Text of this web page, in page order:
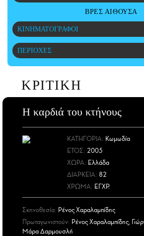
ΑΜΠΑ
PRINT
ΒΡΕΣ ΑΙΘΟΥΣΑ
ΚΙΝΗΜΑΤΟΓΡΑΦΟΙ
ΠΕΡΙΟΧΕΣ
ΚΡΙΤΙΚΗ
Η καρδιά του κτήνους
ΚΑΤΗΓΟΡΙΑ: Κωμωδία
ΕΤΟΣ: 2005
ΧΩΡΑ: Ελλάδα
ΔΙΑΡΚΕΙΑ: 82
ΧΡΩΜΑ: ΕΓΧΡ.
Σκηνοθεσία: Ρένος Χαραλαμπίδης
Πρωταγωνιστούν: Ρένος Χαραλαμπίδης,
Μάρα Δαρμουσλή